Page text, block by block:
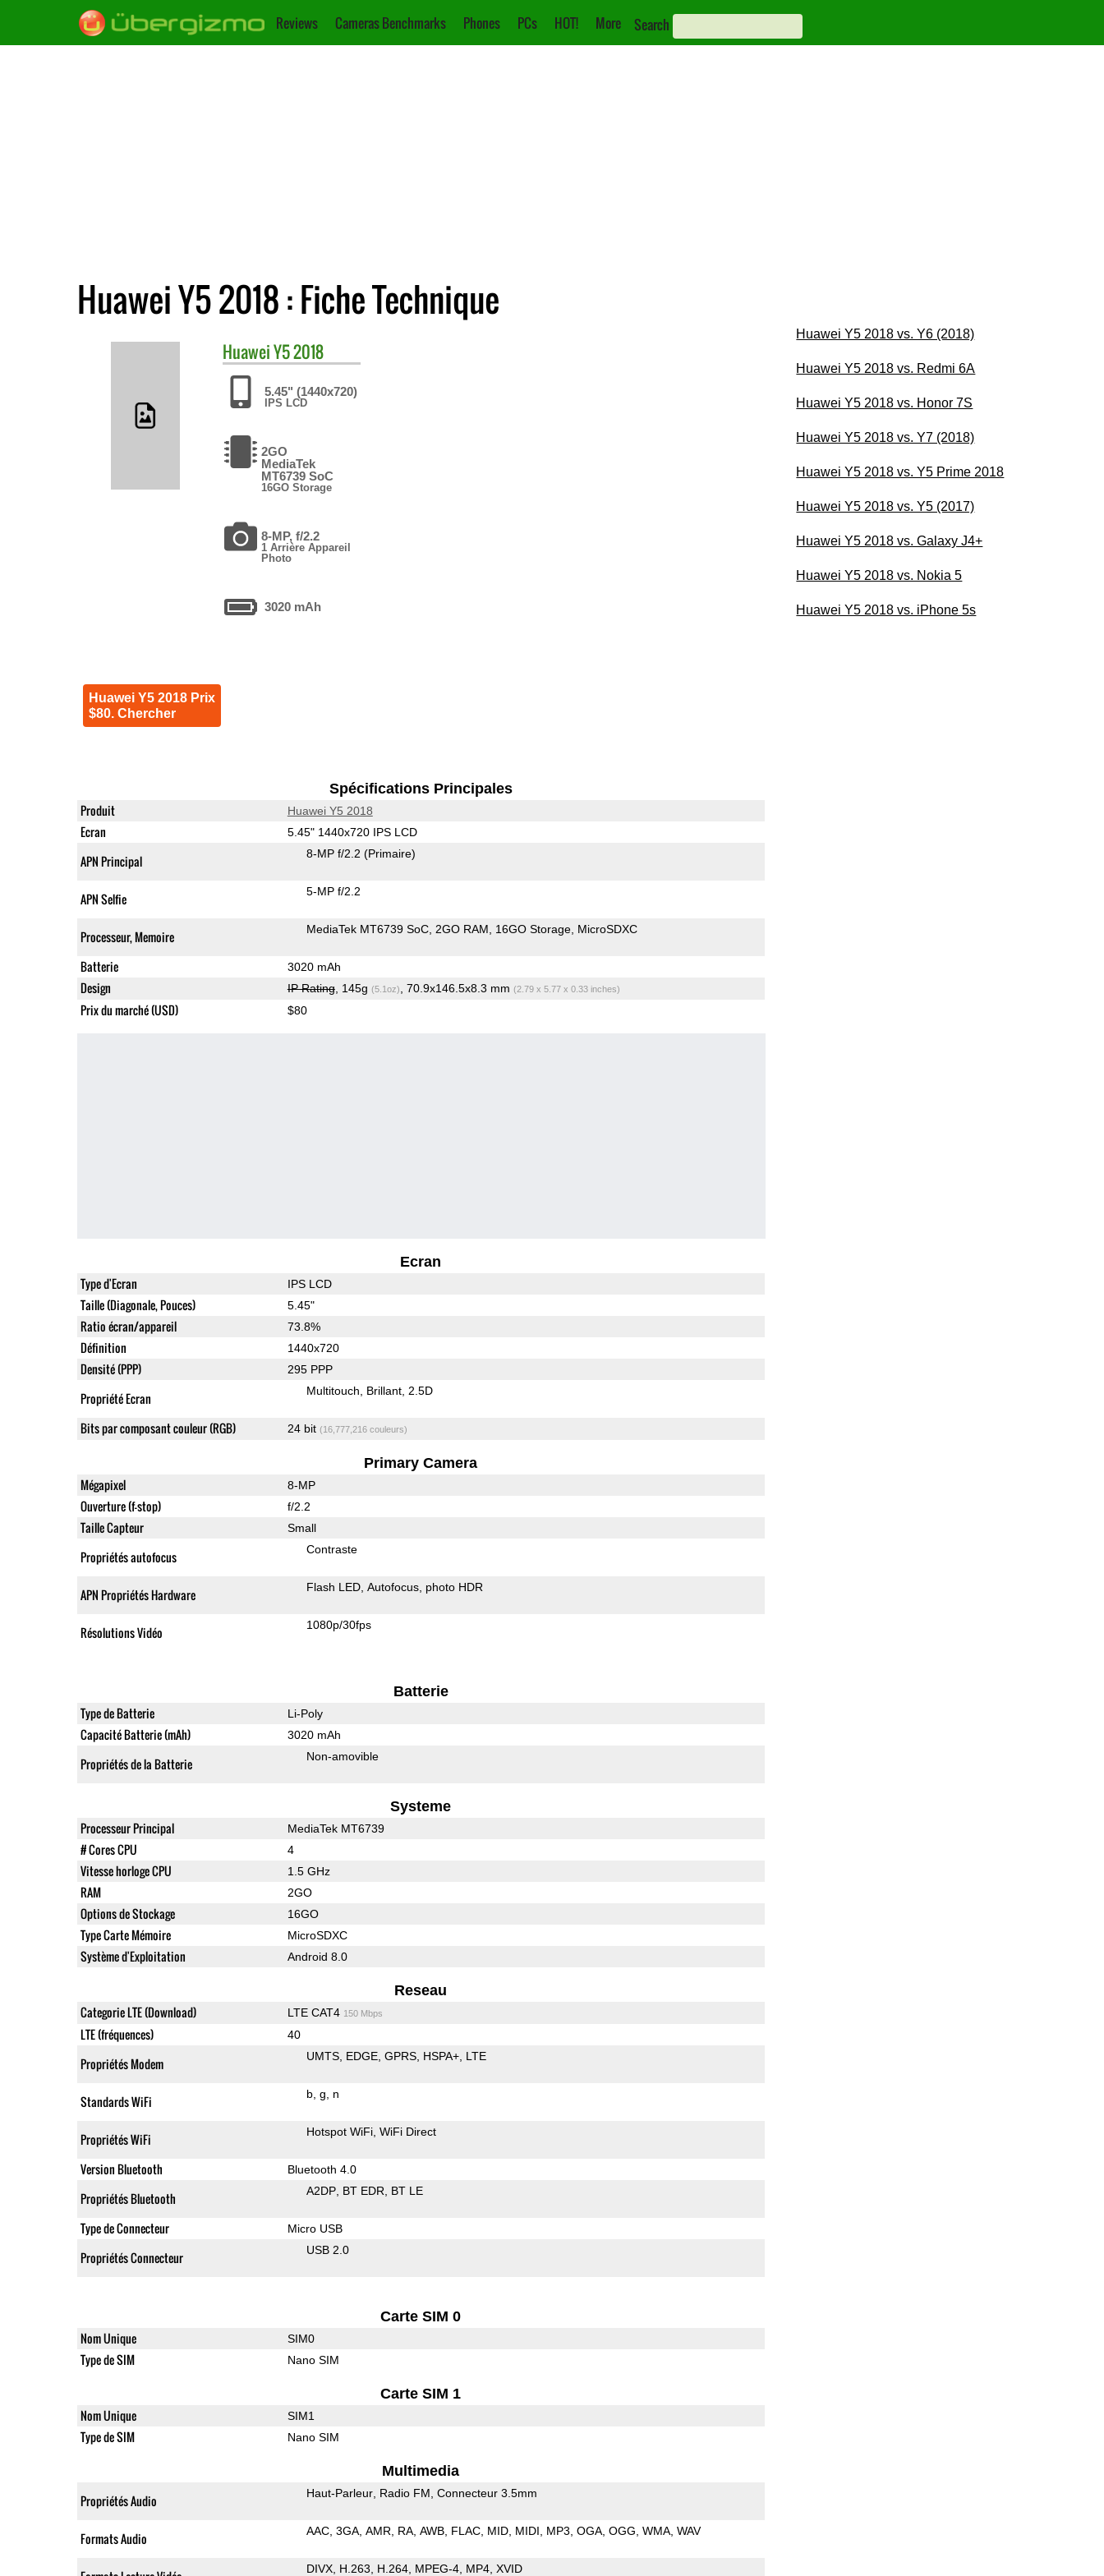
Reviews Cameras Benchmarks Phones PCs HOT! More Search
Huawei Y5 2018 : Fiche Technique
HuaweiY5 2018
5.45" (1440x720)
IPS LCD
2GO
MediaTek
MT6739 SoC
16GO Storage
8-MP, f/2.2
1 Arrière Appareil
Photo
3020 mAh
Huawei Y5 2018 Prix
$80. Chercher
Spécifications Principales
Produit Huawei Y5 2018
Ecran 5.45" 1440x720 IPS LCD
APN Principal 8-MP f/2.2 (Primaire)
APN Selfie 5-MP f/2.2
Processeur, Memoire MediaTek MT6739 SoC 2GO RAM 16GO Storage MicroSDXC
Batterie 3020 mAh
Design IP Rating, 145g (5.1oz) , 70.9x146.5x8.3 mm (2.79 x 5.77 x 0.33 inches)
Prix du marché (USD) $80
Ecran
Type d'Ecran IPS LCD
Taille (Diagonale, Pouces) 5.45"
Ratio écran/appareil 73.8%
Définition 1440x720
Densité (PPP) 295 PPP
Propriété Ecran Multitouch Brillant 2.5D
Bits par composant couleur (RGB) 24 bit (16,777,216 couleurs)
Primary Camera
Mégapixel 8-MP
Ouverture (f-stop) f/2.2
Taille Capteur Small
Propriétés autofocus Contraste
APN Propriétés Hardware Flash LED Autofocus photo HDR
Résolutions Vidéo 1080p/30fps
Batterie
Type de Batterie Li-Poly
Capacité Batterie (mAh) 3020 mAh
Propriétés de la Batterie Non-amovible
Systeme
Processeur Principal MediaTek MT6739
# Cores CPU 4
Vitesse horloge CPU 1.5 GHz
RAM 2GO
Options de Stockage 16GO
Type Carte Mémoire MicroSDXC
Système d'Exploitation Android 8.0
Reseau
Categorie LTE (Download) LTE CAT4 150 Mbps
LTE (fréquences) 40
Propriétés Modem UMTS EDGE GPRS HSPA+ LTE
Standards WiFi b g n
Propriétés WiFi Hotspot WiFi WiFi Direct
Version Bluetooth Bluetooth 4.0
Propriétés Bluetooth A2DP BT EDR BT LE
Type de Connecteur Micro USB
Propriétés Connecteur USB 2.0
Carte SIM 0
Nom Unique SIM0
Type de SIM Nano SIM
Carte SIM 1
Nom Unique SIM1
Type de SIM Nano SIM
Multimedia
Propriétés Audio Haut-Parleur Radio FM Connecteur 3.5mm
Formats Audio AAC 3GA AMR RA AWB FLAC MID MIDI MP3 OGA OGG WMA WAV
DIVX H.263 H.264 MPEG-4 MP4 XVID
Huawei Y5 2018 vs. Y6 (2018)
Huawei Y5 2018 vs. Redmi 6A
Huawei Y5 2018 vs. Honor 7S
Huawei Y5 2018 vs. Y7 (2018)
Huawei Y5 2018 vs. Y5 Prime 2018
Huawei Y5 2018 vs. Y5 (2017)
Huawei Y5 2018 vs. Galaxy J4+
Huawei Y5 2018 vs. Nokia 5
Huawei Y5 2018 vs. iPhone 5s